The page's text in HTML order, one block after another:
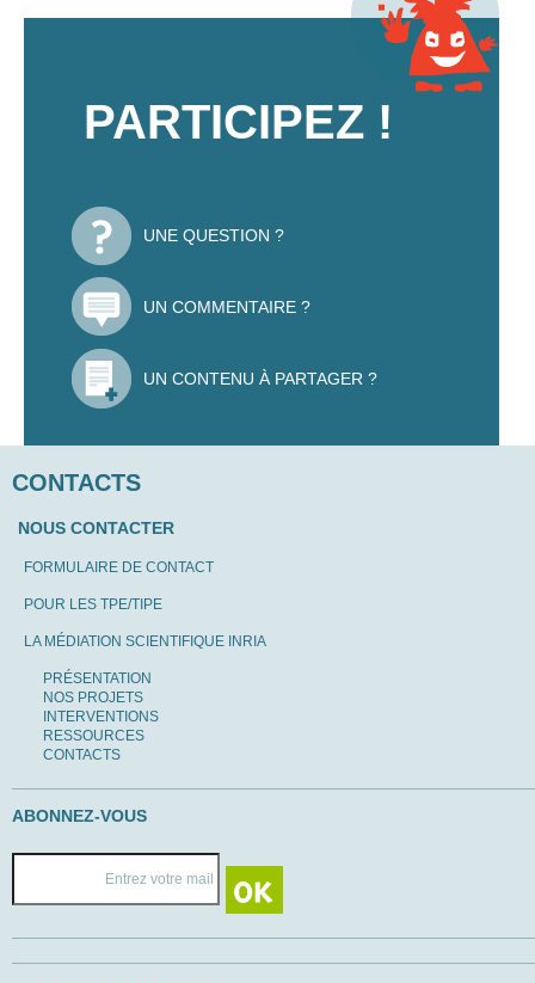
PARTICIPEZ !
UNE QUESTION ?
UN COMMENTAIRE ?
UN CONTENU À PARTAGER ?
CONTACTS
NOUS CONTACTER
FORMULAIRE DE CONTACT
POUR LES TPE/TIPE
LA MÉDIATION SCIENTIFIQUE INRIA
PRÉSENTATION
NOS PROJETS
INTERVENTIONS
RESSOURCES
CONTACTS
ABONNEZ-VOUS